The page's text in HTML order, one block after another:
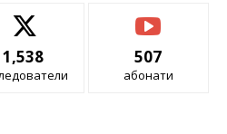
1,538 507
абонати